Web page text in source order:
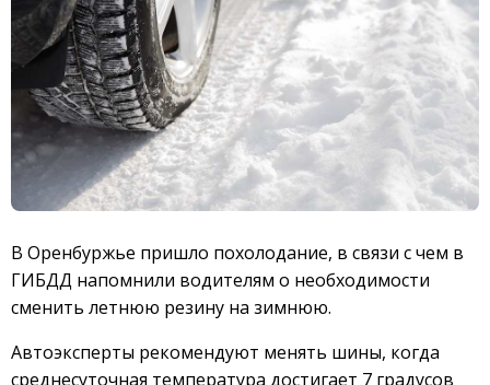
В Оренбуржье пришло похолодание, в связи с чем в
ГИБДД напомнили водителям о необходимости
сменить летнюю резину на зимнюю.
Автоэксперты рекомендуют менять шины, когда
среднесуточная температура достигает 7 градусов